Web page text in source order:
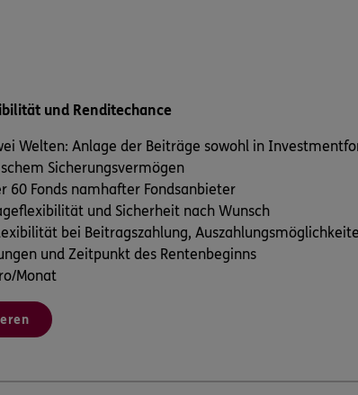
und Renditechance
Welten: Anlage der Beiträge sowohl in
Sicherungsvermögen
60 Fonds namhafter Fondsanbieter
und Sicherheit nach Wunsch
bei Beitragszahlung,
und Zeitpunkt des Rentenbeginns
Monat